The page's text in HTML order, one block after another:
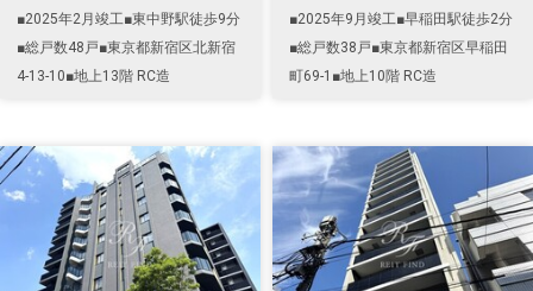
■2025年2月竣工■東中野駅徒歩9分
■総戸数48戸■東京都新宿区北新宿
4-13-10■地上13階 RC造
■2025年9月竣工■早稲田駅徒歩2分
■総戸数38戸■東京都新宿区早稲田
町69-1■地上10階 RC造